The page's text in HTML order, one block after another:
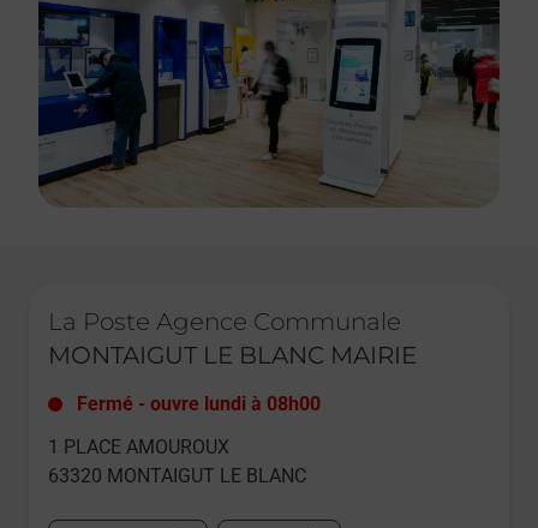
La Poste Agence Communale
MONTAIGUT LE BLANC MAIRIE
Fermé - ouvre lundi à 08h00
1 PLACE AMOUROUX
63320 MONTAIGUT LE BLANC